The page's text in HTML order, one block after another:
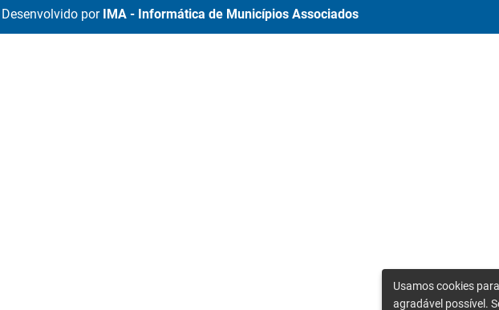
Desenvolvido por IMA - Informática de Municípios Associados
Usamos cookies
agradável possível.